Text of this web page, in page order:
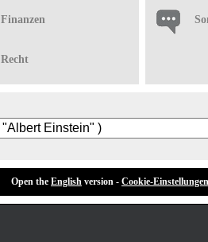
Finanzen
Recht
Open the English version - Cookie-Einstellungen